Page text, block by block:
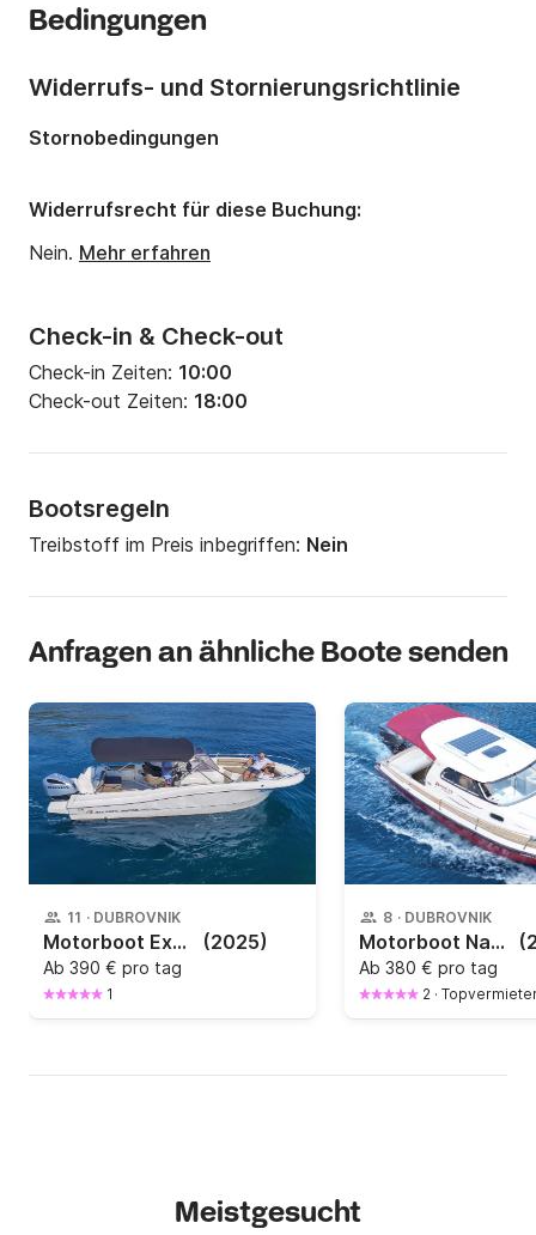
Anzahl Plätze an Bord:
Bedingungen
Check-in & Check-out
Check-in Zeiten: 10:00
Check-out Zeiten: 18:00
Bootsregeln
Treibstoff im Preis inbegriffen: Nein
Widerrufs- und Stornierungsrichtlinie
Stornobedingungen
Widerrufsrecht für diese Buchung:
Nein. Mehr erfahren
Anfragen an ähnliche Boote senden
11 · DUBROVNIK
Motorboot Explore Dubrovnik - Elaphite islands / BLUE CAVE. Swim into BLUE CAVE 4h 250PS (2025)
Ab 390 € pro tag
1
8 · DUBROVNIK
Motorboot Naval Naval 23 Hedonline 200PS
Ab 380 € pro tag
2 ·
Meistgesucht